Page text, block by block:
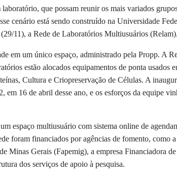
que possam reunir os mais variados
cenário está sendo construído na Universidade
11), a Rede de Laboratórios Multiusuários (Relam).
em um único espaço, administrado pela Propp. A
estão alocados equipamentos de ponta usados
Cultura e Criopreservação de Células. A
16 de abril desse ano, e os esforços da equipe
espaço multiusuário com sistema online de
foram financiados por agências de fomento, como a
Minas Gerais (Fapemig), a empresa Financiadora
dos serviços de apoio à pesquisa.